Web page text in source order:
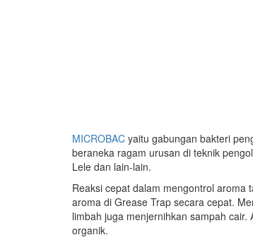
MICROBAC yaitu gabungan bakteri
beraneka ragam urusan di teknik
Lele dan lain-lain.
Reaksi cepat dalam mengontrol aroma
aroma di Grease Trap secara cepat.
limbah juga menjernihkan sampah
organik.